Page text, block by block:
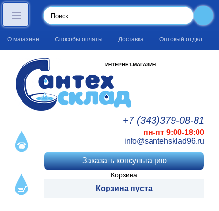
О магазине Способы оплаты Доставка Оптовый отдел
ИНТЕРНЕТ-МАГАЗИН
+7 (343)379-08-81
пн-пт 9:00-18:00
info@santehsklad96.ru
Заказать консультацию
Корзина
Корзина пуста